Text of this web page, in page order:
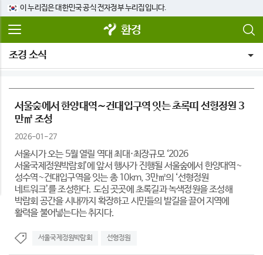
이 누리집은 대한민국 공식 전자정부 누리집입니다.
환경
조경 소식
서울숲에서 한양대역∼건대입구역 잇는 초록띠 선형정원 3
만㎡ 조성
2026-01-27
서울시가 오는 5월 열릴 역대 최대·최장규모 ‘2026
서울국제정원박람회’에 앞서 행사가 진행될 서울숲에서 한양대역~
성수역~건대입구역을 잇는 총 10km, 3만㎡의 ‘선형정원
네트워크’를 조성한다. 도심 곳곳에 초록길과 녹색정원을 조성해
박람회 공간을 시내까지 확장하고 시민들의 발길을 끌어 지역에
활력을 불어넣는다는 취지다.
서울국제정원박람회 선형정원